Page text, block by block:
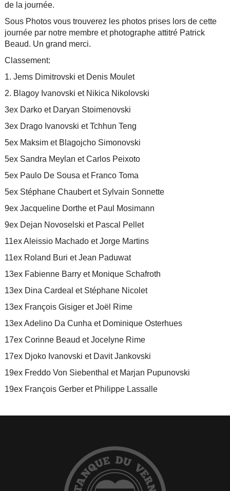
de la journée.
Sous Photos vous trouverez les photos prises lors de cette
journée par notre membre et photographe attitré Patrick
Beaud. Un grand merci.
Classement:
1. Jems Dimitrovski et Denis Moulet
2. Blagoy Ivanovski et Nikica Nikolovski
3ex Darko et Daryan Stoimenovski
3ex Drago Ivanovski et Tchhun Teng
5ex Maksim et Blagojcho Simonovski
5ex Sandra Meylan et Carlos Peixoto
5ex Paulo De Sousa et Franco Toma
5ex Stéphane Chaubert et Sylvain Sonnette
9ex Jacqueline Dorthe et Paul Mosimann
9ex Dejan Novoselski et Pascal Pellet
11ex Aleissio Machado et Jorge Martins
11ex Roland Buri et Jean Paduwat
13ex Fabienne Barry et Monique Schafroth
13ex Dina Cardeal et Stéphane Nicolet
13ex François Gisiger et Joël Rime
13ex Adelino Da Cunha et Dominique Osterhues
17ex Corinne Beaud et Jocelyne Rime
17ex Djoko Ivanovski et Davit Jankovski
19ex Freddo Von Siebenthal et Marjan Pupunovski
19ex François Gerber et Philippe Lassalle